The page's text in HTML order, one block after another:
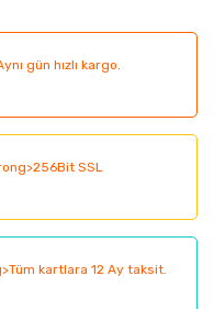
ederiz.
görüntülenemiyor.
bulunuyor.
olmalı.